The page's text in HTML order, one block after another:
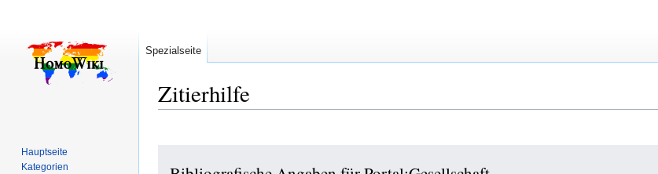
Zitierhilfe
Navigation
Suche
Spezialseite
Hauptseite
Kategorien